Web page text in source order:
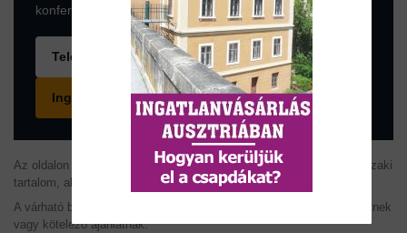
konferenciaszoftveren történik.
Telefonhívás
Ingyenes konzultáció foglalása
Az oldalon szereplő információk tájékoztató jellegűek. Az árak, műszaki
tartalom, alaprajzok, méretek és ütemezések változhatnak.
A várható bérleti díj és hozam becslés, nem minősül garantált ígéretnek
vagy kötelező ajánlatnak.